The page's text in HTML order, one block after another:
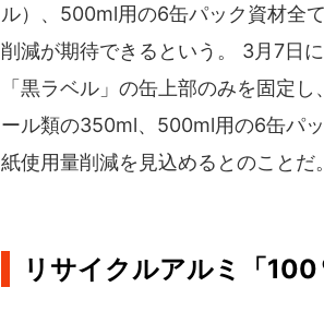
ル）、500ml用の6缶パック資材全
削減が期待できるという。 3月7日
「黒ラベル」の缶上部のみを固定
ール類の350ml、500ml用の6缶パ
紙使用量削減を見込めるとのことだ
リサイクルアルミ「